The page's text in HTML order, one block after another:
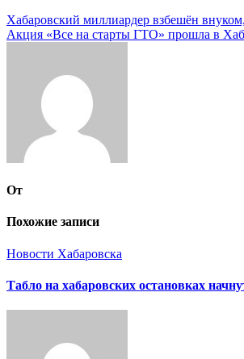
Навигация
по
Хабаровский миллиардер взбешён
Акция «Все на старты ГТО» прошла в
От
Похожие записи
Новости Хабаровска
Табло на хабаровских остановках